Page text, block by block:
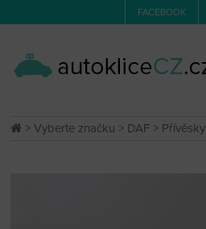
FACEBOOK
>Vyberte značku > DAF > Přívěsky